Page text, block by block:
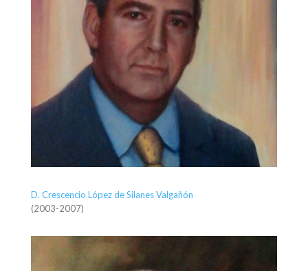
D. Crescencio López de Silanes Valgañón
(2003-2007)